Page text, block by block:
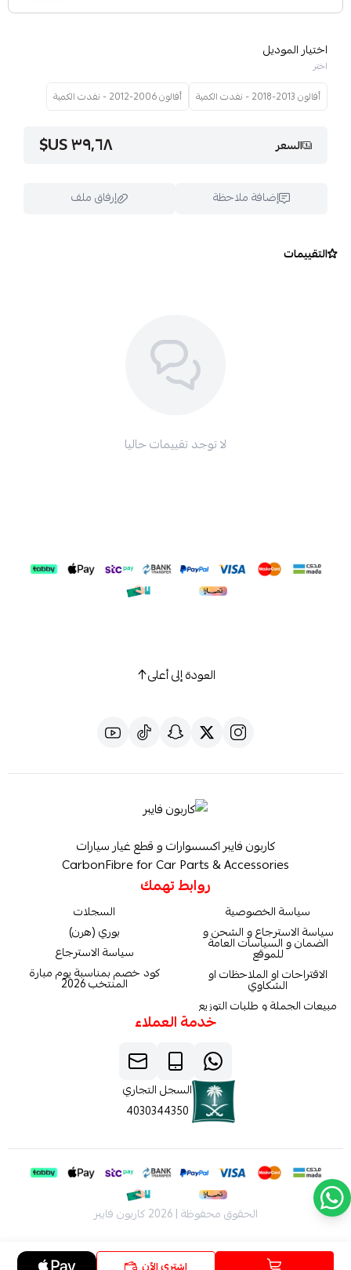
اختيار الموديل
اختر
أفالون 2013-2018 - نفدت الكمية أفالون 2006-2012 - نفدت الكمية
السعر ٣٩٫٦٨ US$
إضافة ملاحظة إرفاق ملف
التقييمات
لا توجد تقييمات حاليا
العودة إلى أعلى
كاربون فايبر اكسسوارات و قطع غيار سيارات
CarbonFibre for Car Parts & Accessories
روابط تهمك
سياسة الخصوصية
سياسة الاسترجاع و الشحن و
الضمان و السياسات العامة
للموقع
الاقتراحات او الملاحظات او
الشكاوي
مبيعات الجملة و طلبات التوزيع
السجلات
بوري (هرن)
سياسة الاسترجاع
كود خصم بمناسبة يوم مبارة
المنتخب 2026
خدمة العملاء
السجل التجاري
4030344350
الحقوق محفوظة | 2026 كاربون فايبر